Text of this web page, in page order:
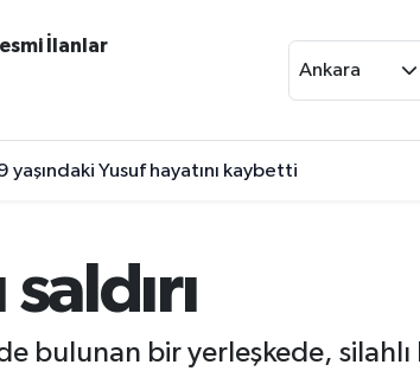
İlanlar
Ankara
yaşındaki Yusuf hayatını kaybetti
bulunan bir yerleşkede,